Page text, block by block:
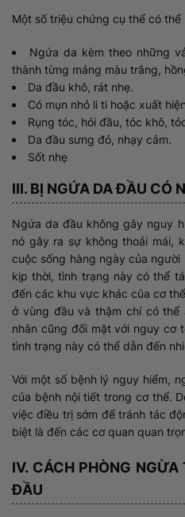
Một số triệu chứng cụ thể có thể
Ngứa da kèm theo những
thành từng mảng màu trắng,
Da đầu khô, rát nhẹ.
Có mụn nhỏ li ti hoặc xuất
Rụng tóc, hói đầu, tóc khô,
Da đầu sưng đỏ, nhạy cảm.
Sốt nhẹ
III. BỊ NGỨA DA ĐẦU CÓ
Ngứa da đầu không gây nguy
nó gây ra sự không thoải mái,
cuộc sống hàng ngày của
kịp thời, tình trạng này có thể
đến các khu vực khác của cơ
ở vùng đầu và thậm chí có thể
nhân cũng đối mặt với nguy cơ
tình trạng này có thể dẫn đến
Với một số bệnh lý nguy hiểm,
của bệnh nội tiết trong cơ thể.
việc điều trị sớm để tránh tác
biệt là đến các cơ quan quan
IV. CÁCH PHÒNG
ĐẦU